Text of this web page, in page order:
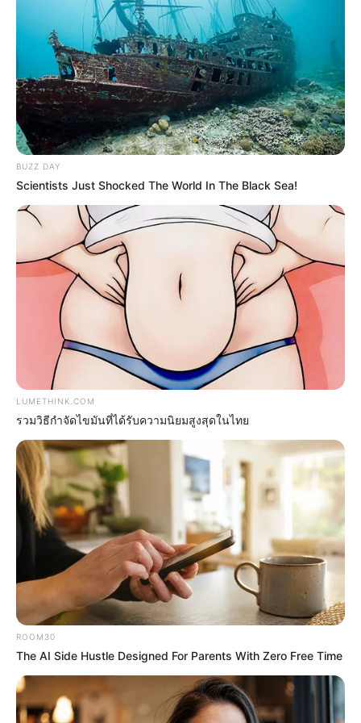
These Columbus Companies Have The Lowest Car
Insurance Quotes In 2026
LION COVERAGE
Results Were Fantastic
BUZZDAY
Co-stars Who Lost Control While Kissing Each
Other
BUZZ DAY
Scientists Just Shocked The World In The Black Sea!
LUMETHINK.COM
รวมวิธีกำจัดไขมันที่ได้รับความนิยมสูงสุดในไทย
ROOM30
The AI Side Hustle Designed For Parents With Zero Free Time